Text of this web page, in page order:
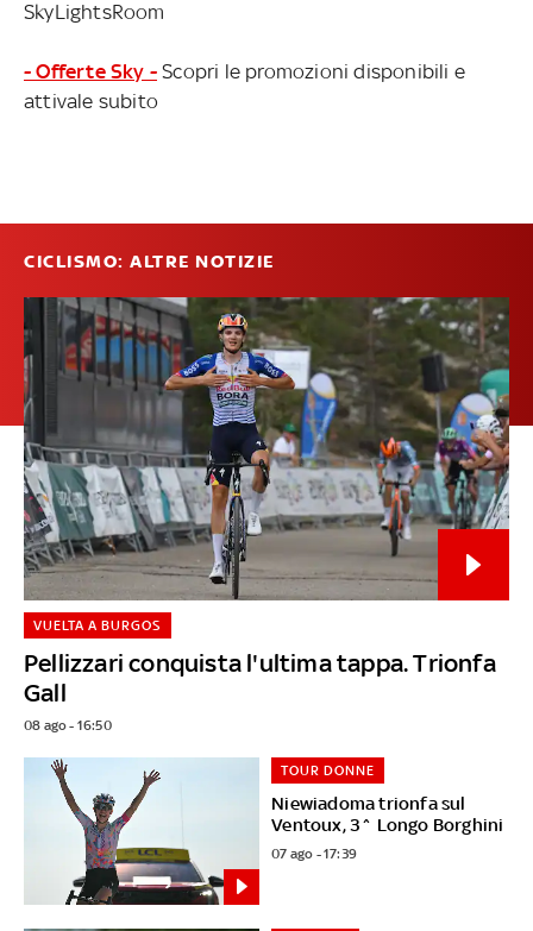
SkyLightsRoom
- Offerte Sky - Scopri le promozioni disponibili e
attivale subito
CICLISMO: ALTRE NOTIZIE
Pellizzari conquista l'ultima tappa. Trionfa
Gall
VUELTA A BURGOS
08 ago - 16:50
Niewiadoma trionfa sul
Ventoux, 3^ Longo Borghini
TOUR DONNE
07 ago - 17:39